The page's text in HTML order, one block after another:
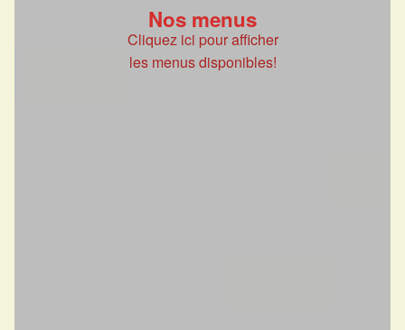
Nos menus
Cliquez ici pour afficher
les menus disponibles!